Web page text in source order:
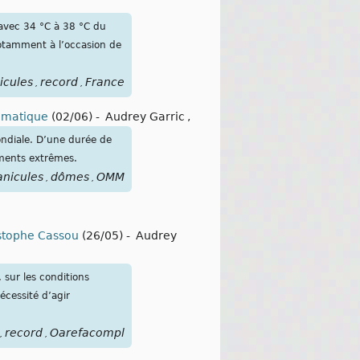
34 °C à 38 °C du
à l’occasion de
record France
(02/06) - Audrey Garric ,
D’une durée de
extrêmes.
dômes OMM
Cassou (26/05) - Audrey
sur les conditions
d’agir
record Oarefacompl